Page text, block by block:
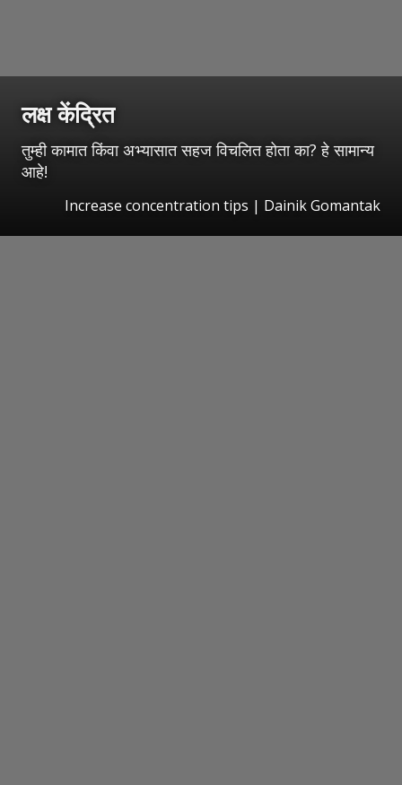
लक्ष केंद्रित
तुम्ही कामात किंवा अभ्यासात सहज विचलित होता का? हे सामान्य
आहे!
Increase concentration tips | Dainik Gomantak